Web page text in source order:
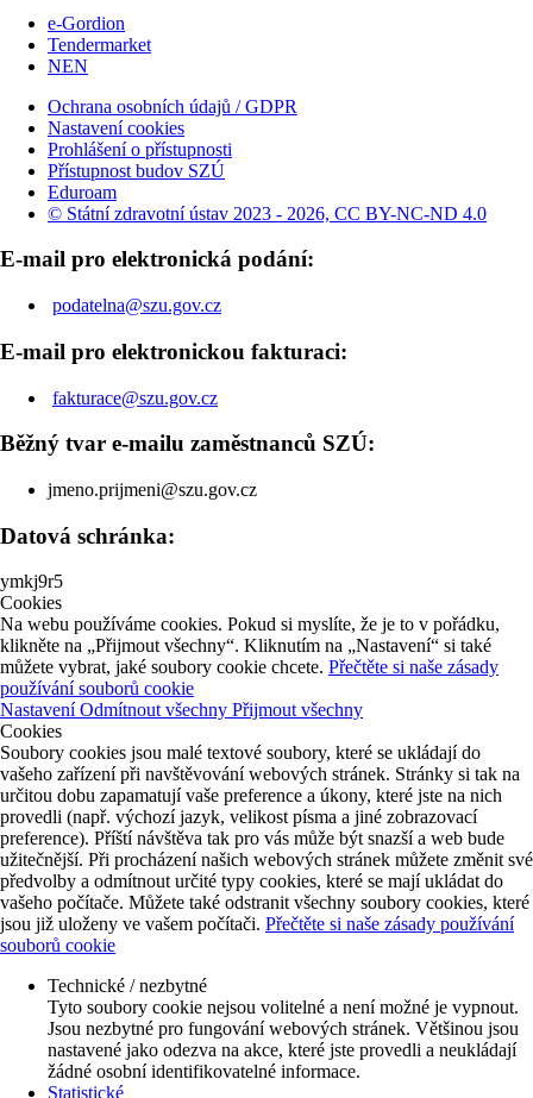
e-Gordion
Tendermarket
NEN
Ochrana osobních údajů / GDPR
Nastavení cookies
Prohlášení o přístupnosti
Přístupnost budov SZÚ
Eduroam
© Státní zdravotní ústav 2023 - 2026, CC BY-NC-ND 4.0
E-mail pro elektronická podání:
podatelna@szu.gov.cz
E-mail pro elektronickou fakturaci:
fakturace@szu.gov.cz
Běžný tvar e-mailu zaměstnanců SZÚ:
jmeno.prijmeni@szu.gov.cz
Datová schránka:
ymkj9r5
Cookies
Na webu používáme cookies. Pokud si myslíte, že je to v pořádku,
klikněte na „Přijmout všechny“. Kliknutím na „Nastavení“ si také
můžete vybrat, jaké soubory cookie chcete. Přečtěte si naše zásady
používání souborů cookie
Nastavení Odmítnout všechny Přijmout všechny
Cookies
Soubory cookies jsou malé textové soubory, které se ukládají do
vašeho zařízení při navštěvování webových stránek. Stránky si tak na
určitou dobu zapamatují vaše preference a úkony, které jste na nich
provedli (např. výchozí jazyk, velikost písma a jiné zobrazovací
preference). Příští návštěva tak pro vás může být snazší a web bude
užitečnější. Při procházení našich webových stránek můžete změnit své
předvolby a odmítnout určité typy cookies, které se mají ukládat do
vašeho počítače. Můžete také odstranit všechny soubory cookies, které
jsou již uloženy ve vašem počítači. Přečtěte si naše zásady používání
souborů cookie
Technické / nezbytné
Tyto soubory cookie nejsou volitelné a není možné je vypnout.
Jsou nezbytné pro fungování webových stránek. Většinou jsou
nastavené jako odezva na akce, které jste provedli a neukládají
žádné osobní identifikovatelné informace.
Statistické